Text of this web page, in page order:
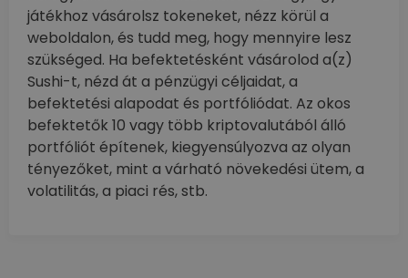
játékhoz vásárolsz tokeneket, nézz körül a
weboldalon, és tudd meg, hogy mennyire lesz
szükséged. Ha befektetésként vásárolod a(z)
Sushi-t, nézd át a pénzügyi céljaidat, a
befektetési alapodat és portfóliódat. Az okos
befektetők 10 vagy több kriptovalutából álló
portfóliót építenek, kiegyensúlyozva az olyan
tényezőket, mint a várható növekedési ütem, a
volatilitás, a piaci rés, stb.